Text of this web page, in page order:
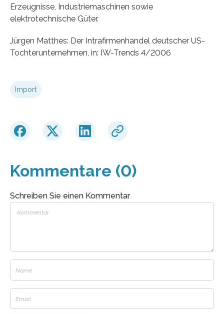
Erzeugnisse, Industriemaschinen sowie
elektrotechnische Güter.
Jürgen Matthes: Der Intrafirmenhandel deutscher US-
Tochterunternehmen, in: IW-Trends 4/2006
Import
Kommentare (0)
Schreiben Sie einen Kommentar